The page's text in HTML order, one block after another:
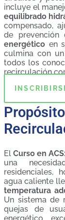
incluye el
equilibrado
compensado,
de prevención
energético en
culmina con
todos los
recirculación
ElCurso en
una
residenciales,
agua caliente
temperatura
Un sistema de
quejas de